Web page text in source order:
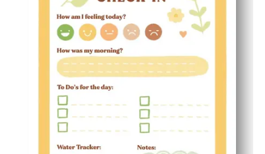
Fungerar var som helst - hemma, i klassen eller i